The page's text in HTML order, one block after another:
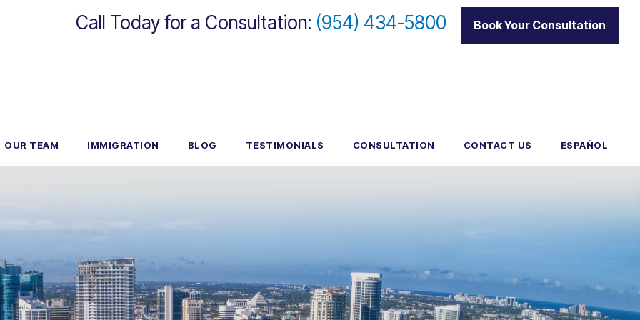
Call Today for a Consultation: (954) 434-5800 Book Your Consultation
OUR TEAM IMMIGRATION BLOG TESTIMONIALS CONSULTATION CONTACT US ESPAÑOL